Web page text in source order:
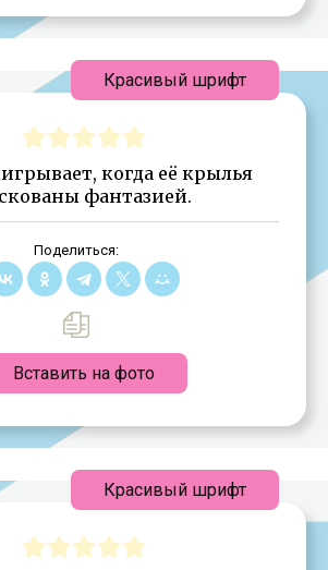
когда её крылья
фантазией.
Поделиться:
Вставить на фото
Красивый шрифт
Красивый шрифт